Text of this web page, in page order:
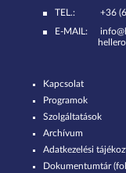
TEL.:
+36
E-MAIL:
Kapcsolat
Programok
Szolgáltatások
Archívum
Adatkezelési
Dokumentumtár